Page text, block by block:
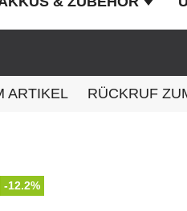
ARTIKEL RÜCKRUF
-12.2%